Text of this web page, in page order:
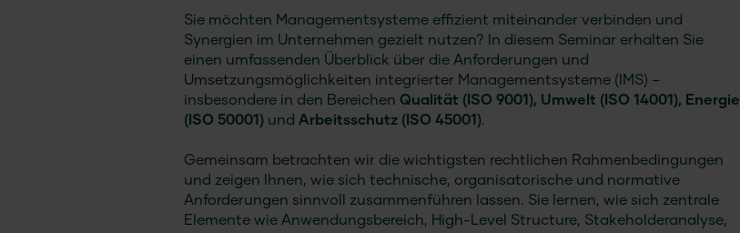
Sie möchten Managementsysteme effizient miteinander verbinden und
Synergien im Unternehmen gezielt nutzen? In diesem Seminar erhalten Sie
einen umfassenden Überblick über die Anforderungen und
Umsetzungsmöglichkeiten integrierter Managementsysteme (IMS) –
insbesondere in den Bereichen Qualität (ISO 9001), Umwelt (ISO 14001), Energie
(ISO 50001) und Arbeitsschutz (ISO 45001).
Gemeinsam betrachten wir die wichtigsten rechtlichen Rahmenbedingungen
und zeigen Ihnen, wie sich technische, organisatorische und normative
Anforderungen sinnvoll zusammenführen lassen. Sie lernen, wie sich zentrale
Elemente wie Anwendungsbereich, High-Level Structure, Stakeholderanalyse,